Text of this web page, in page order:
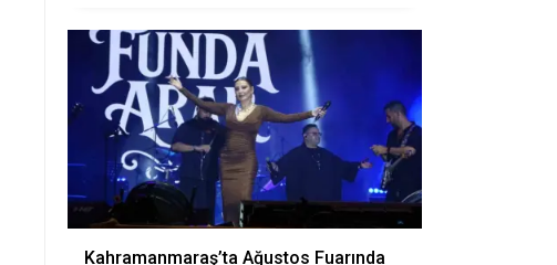
Kahramanmaraş’ta Ağustos Fuarında